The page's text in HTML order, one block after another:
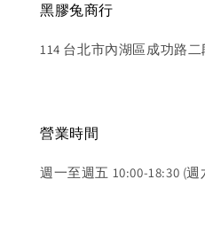
黑膠兔商行
114 台北市內湖區成功路二
營業時間
週一至週五 10:00-18:30 (